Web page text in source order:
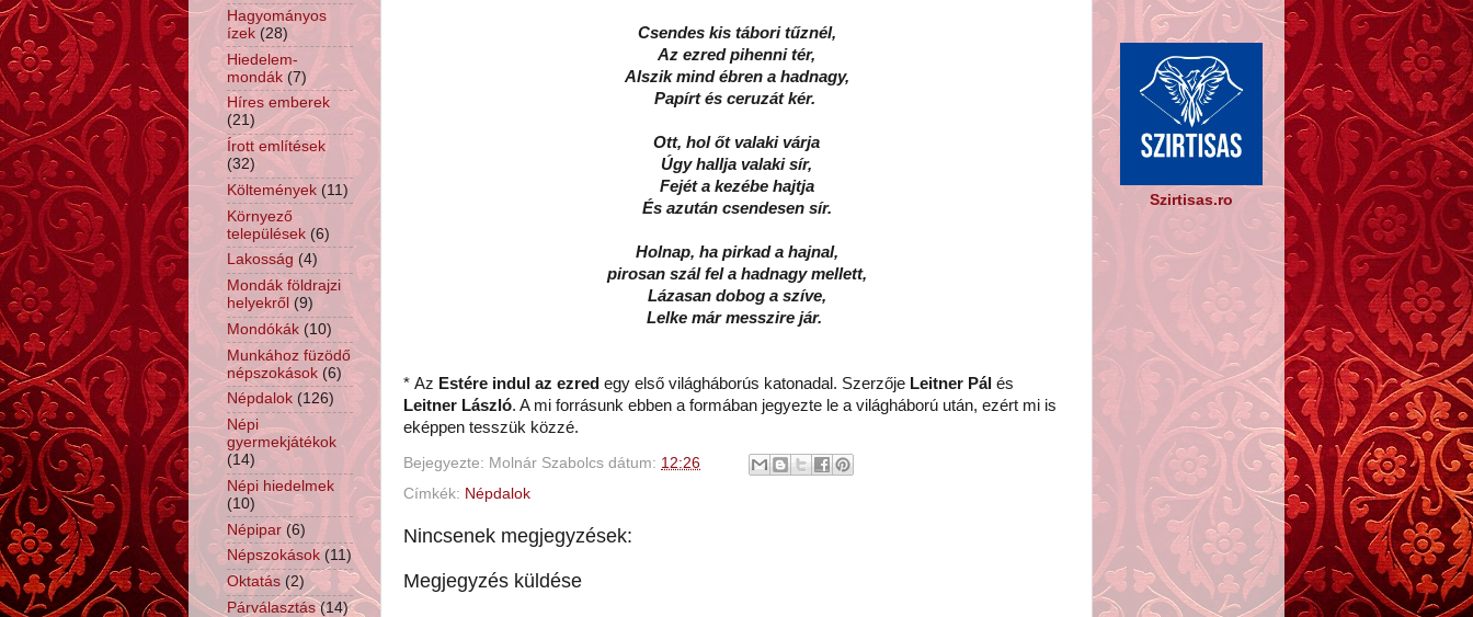
Csendes kis tábori tűznél,
Az ezred pihenni tér,
Alszik mind ébren a hadnagy,
Papírt és ceruzát kér.
Ott, hol őt valaki várja
Úgy hallja valaki sír,
Fejét a kezébe hajtja
És azután csendesen sír.
Holnap, ha pirkad a hajnal,
pirosan szál fel a hadnagy mellett,
Lázasan dobog a szíve,
Lelke már messzire jár.
* Az Estére indul az ezred egy első világháborús katonadal. Szerzője Leitner Pál és
Leitner László. A mi forrásunk ebben a formában jegyezte le a világháború után, ezért mi is
eképpen tesszük közzé.
Bejegyezte: Molnár Szabolcs dátum: 12:26
Címkék: Népdalok
Nincsenek megjegyzések:
Megjegyzés küldése
Hagyományos
ízek (28)
Hiedelem-
mondák (7)
Híres emberek
(21)
Írott említések
(32)
Költemények (11)
Környező
települések (6)
Lakosság (4)
Mondák földrajzi
helyekről (9)
Mondókák (10)
Munkához füzödő
népszokások (6)
Népdalok (126)
Népi
gyermekjátékok
(14)
Népi hiedelmek
(10)
Népipar (6)
Népszokások (11)
Oktatás (2)
Párválasztás (14)
Szirtisas.ro